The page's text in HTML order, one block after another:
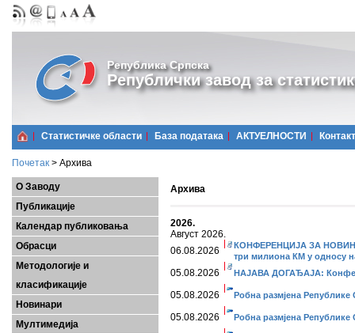
Република Српска
Републички завод за
Статистичке области Базa података АКТУЕЛНОСТИ Контакт
Почетак > Архива
О Заводу
Публикације
Календар публиковања
Обрасци
Методологије и
класификације
Новинари
Мултимедија
Архива
2026.
Август 2026.
06.08.2026
КОНФЕРЕНЦИЈА ЗА
три милиона КМ у односу
05.08.2026 НАЈАВА ДОГАЂАЈА:
05.08.2026 Робна размјена Републике
05.08.2026 Робна размјена